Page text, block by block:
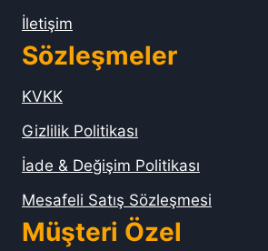
İletişim
Sözleşmeler
KVKK
Gizlilik Politikası
İade & Değişim Politikası
Mesafeli Satış Sözleşmesi
Müşteri Özel